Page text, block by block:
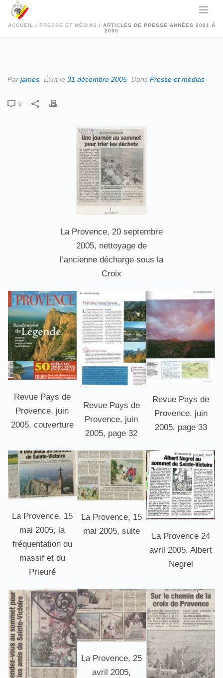
ACCUEIL / PRESSE ET MÉDIAS / ARTICLES DE PRESSE ANNÉES 2001 À
2005
Par james Écrit le 31 décembre 2005 Dans Presse et médias
0
La Provence, 20 septembre
2005, nettoyage de
l’ancienne décharge sous la
Croix
Revue Pays de
Provence, juin
2005, couverture
Revue Pays de
Provence, juin
2005, page 32
Revue Pays de
Provence, juin
2005, page 33
La Provence, 15
mai 2005, la
fréquentation du
massif et du
Prieuré
La Provence, 15
mai 2005, suite
La Provence 24
avril 2005, Albert
Negrel
La Provence, 25
avril 2005,